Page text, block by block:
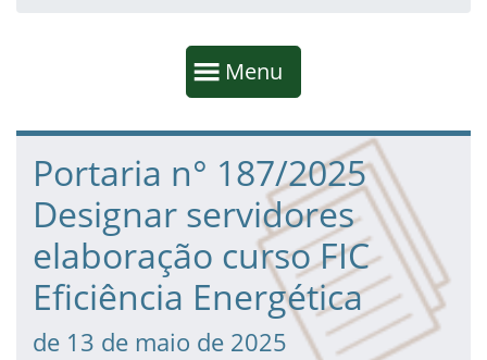
Mostrar
Menu
Fim da navegação
Início do conteúdo
Portaria n° 187/2025
Designar servidores
elaboração curso FIC
Eficiência Energética
de 13 de maio de 2025